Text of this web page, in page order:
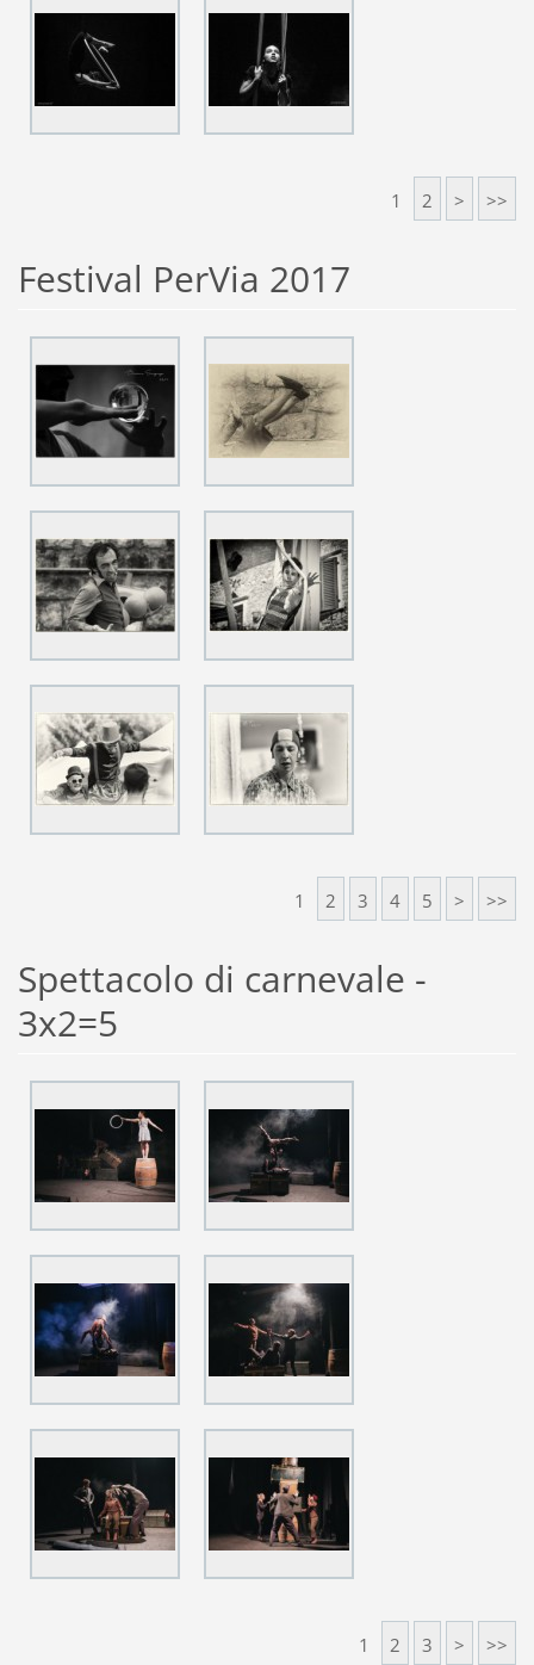
1 2 > >>
Festival PerVia 2017
1 2 3 4 5 > >>
Spettacolo di carnevale -
3x2=5
1 2 3 > >>